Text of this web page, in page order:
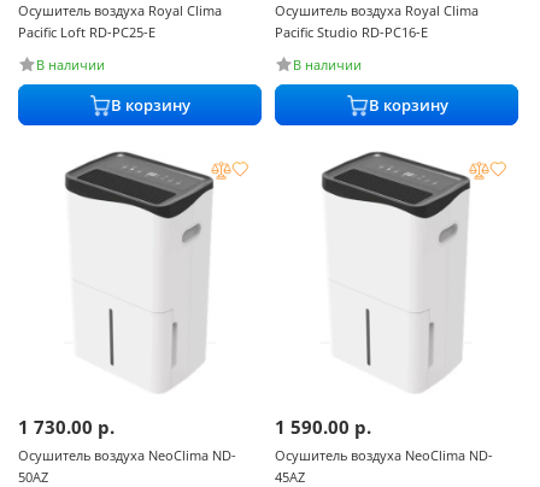
Осушитель воздуха Royal Clima
Pacific Loft RD-PC25-E
В наличии
В корзину
Осушитель воздуха Royal Clima
Pacific Studio RD-PC16-E
В наличии
В корзину
1 730.00 р.
Осушитель воздуха NeoClima ND-
50AZ
1 590.00 р.
Осушитель воздуха NeoClima ND-
45AZ